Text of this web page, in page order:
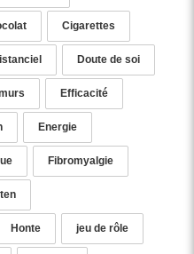
Cigarettes
Doute de soi
Efficacité
Energie
Fibromyalgie
Honte jeu de rôle